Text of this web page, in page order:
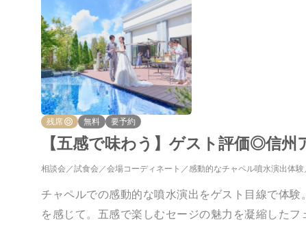
残席 無料 要予約
【五感で味わう】ゲスト評価◎信州
相談会 試食会 会場コーディネート 感動的なチャペル噴水演出体験
チャペルでの感動的な噴水演出をゲスト目線で体
を感じて。五感で楽しむセージの魅力を凝縮したフ